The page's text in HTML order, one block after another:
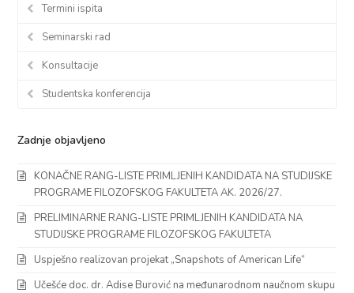
Termini ispita
Seminarski rad
Konsultacije
Studentska konferencija
Zadnje objavljeno
KONAČNE RANG-LISTE PRIMLJENIH KANDIDATA NA STUDIJSKE
PROGRAME FILOZOFSKOG FAKULTETA AK. 2026/27.
PRELIMINARNE RANG-LISTE PRIMLJENIH KANDIDATA NA
STUDIJSKE PROGRAME FILOZOFSKOG FAKULTETA
Uspješno realizovan projekat „Snapshots of American Life“
Učešće doc. dr. Adise Burović na međunarodnom naučnom skupu